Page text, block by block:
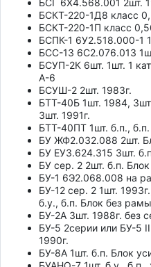
БСКТ-220-1Д8 класс
БСКТ-220-1П класс
БСПК-1 6У2.518.000-1
БСС-13 6С2.076.013
БСУП-2К 6шт. 1шт. 1
А-6
БСУШ-2 2шт. 1983г.
БТТ-40Б 1шт. 1984,
3шт. 1991г.
БТТ-40ПТ 1шт. б.п.,
БУ ЖФ2.032.088 2шт.
БУ ЕУ3.624.315 3шт.
БУ сер. 2 2шт. б.п.
БУ-1 6Э2.068.008 на
БУ-12 сер. 2 1шт.
б.у., б.п. Блок без рамы
БУ-2А 3шт. 1988г. без
БУ-5 2серии или БУ-5
1990г.
БУ-8А 1шт. б.п. Блок